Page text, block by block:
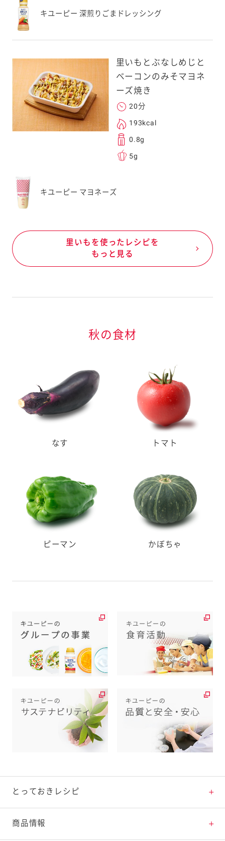
キユーピー 深煎りごまドレッシング
里いもとぶなしめじと
ベーコンのみそマヨネ
ーズ焼き
20分
193kcal
0.8g
5g
キユーピー マヨネーズ
里いもを使ったレシピを
もっと見る
秋の食材
なす トマト
ピーマン かぼちゃ
とっておきレシピ
とっておきレシピトップ
商品情報